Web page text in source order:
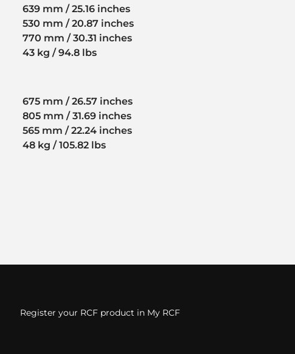
639 mm / 25.16 inches
530 mm / 20.87 inches
770 mm / 30.31 inches
43 kg / 94.8 lbs
675 mm / 26.57 inches
805 mm / 31.69 inches
565 mm / 22.24 inches
48 kg / 105.82 lbs
Register your RCF product in My RCF